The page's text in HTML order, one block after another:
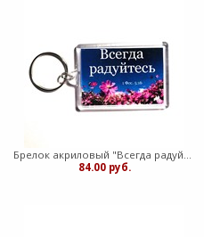
Брелок акриловый "Всегда радуйтесь" ромашки (ТС)
84.00 руб.